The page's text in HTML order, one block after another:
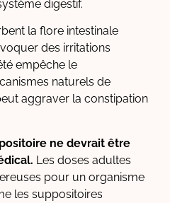
digestif.
la flore intestinale
des irritations
empêche le
naturels de
aggraver la constipation
ne devrait être
Les doses adultes
pour un organisme
les suppositoires